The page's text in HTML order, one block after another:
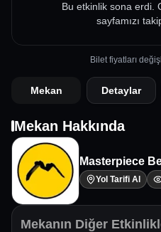
Bu etkinlik sona erdi.
sayfamızı
Bilet fiyatları
Mekan Detaylar
Mekan Hakkında
Masterpiece
Yol Tarifi Al
Mekanın Diğer